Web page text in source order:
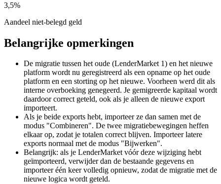
3,5%
Aandeel niet-belegd geld
Belangrijke opmerkingen
De migratie tussen het oude (LenderMarket 1) en het nieuwe
platform wordt nu geregistreerd als een opname op het oude
platform en een storting op het nieuwe. Voorheen werd dit als
interne overboeking genegeerd. Je gemigreerde kapitaal wordt
daardoor correct geteld, ook als je alleen de nieuwe export
importeert.
Als je beide exports hebt, importeer ze dan samen met de
modus "Combineren". De twee migratiebewegingen heffen
elkaar op, zodat je totalen correct blijven. Importeer latere
exports normaal met de modus "Bijwerken".
Belangrijk: als je LenderMarket vóór deze wijziging hebt
geïmporteerd, verwijder dan de bestaande gegevens en
importeer één keer volledig opnieuw, zodat de migratie met de
nieuwe logica wordt geteld.